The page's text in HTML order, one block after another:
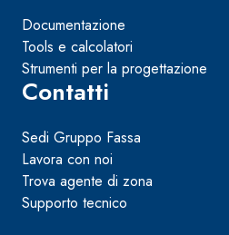
Documentazione
Tools e calcolatori
Strumenti per la progettazione
Contatti
Sedi Gruppo Fassa
Lavora con noi
Trova agente di zona
Supporto tecnico